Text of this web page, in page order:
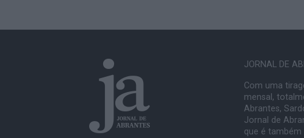
JORNAL DE
Com uma
mensal,
Abrantes,
Jornal de
que é também